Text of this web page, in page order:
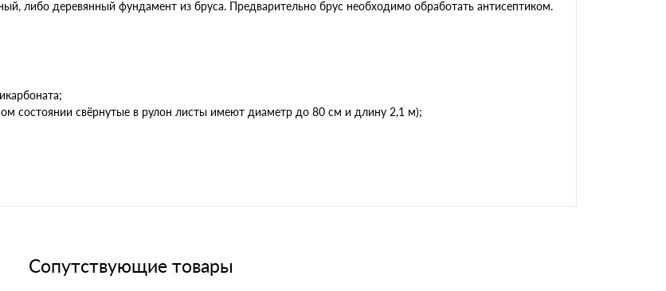
либо деревянный фундамент из бруса. Предварительно брус необходимо обработать антисептиком.
состоянии свёрнутые в рулон листы имеют диаметр до 80 см и длину 2,1 м);
Сопутствующие товары